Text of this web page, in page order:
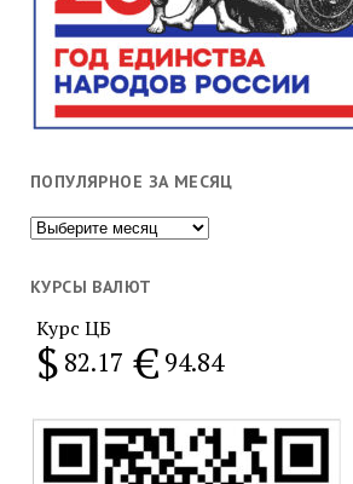
ПОПУЛЯРНОЕ ЗА МЕСЯЦ
Популярное
месяц
КУРСЫ ВАЛЮТ
Курс ЦБ
$ 82.17 € 94.84